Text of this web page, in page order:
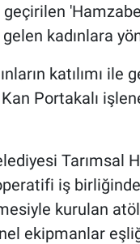
kadınlara
katılımı
Portakalı
Tarımsal
iş
kurulan
ekipmanlar